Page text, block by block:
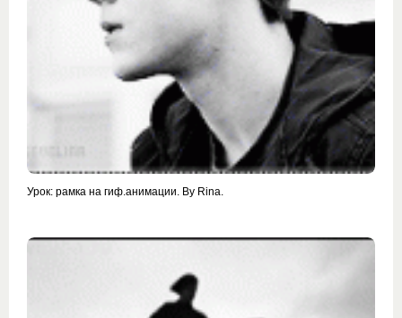
Урок: рамка на гиф.анимации. By Rina.